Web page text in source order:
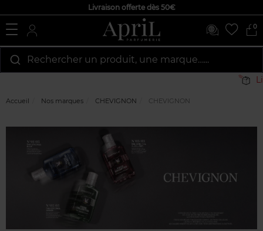
Livraison offerte dès 50€
0
Rechercher un produit, une marque…...
Accueil Nos marques CHEVIGNON CHEVIGNON